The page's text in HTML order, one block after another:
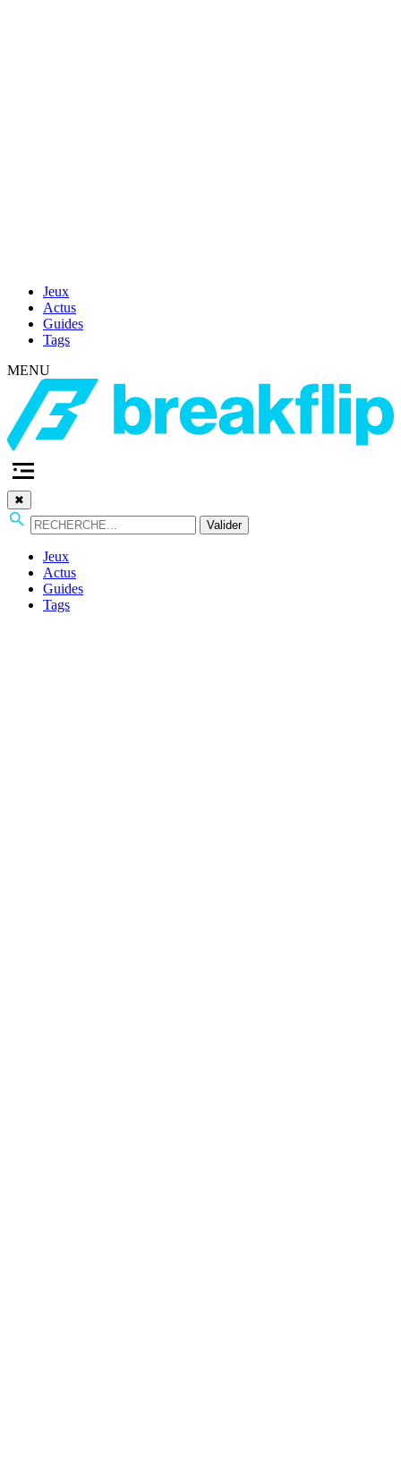
Jeux
Actus
Guides
Tags
MENU
✖
Valider
Jeux
Actus
Guides
Tags